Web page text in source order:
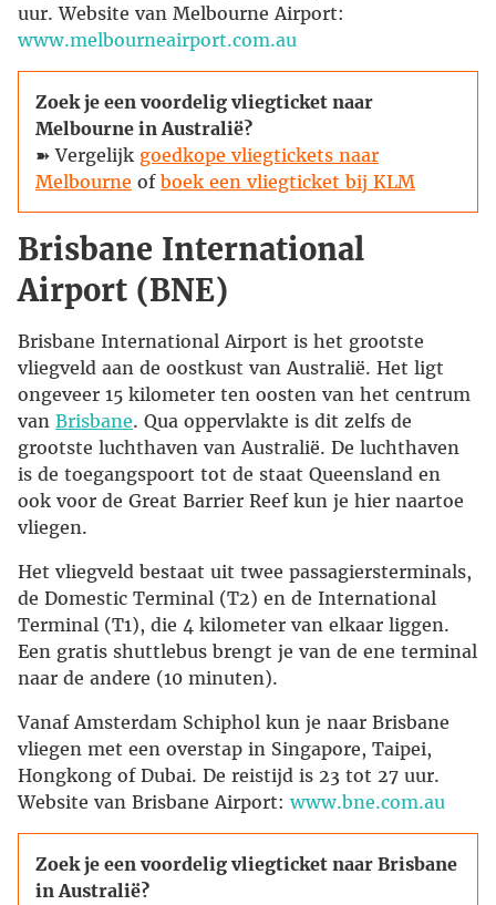
uur. Website van Melbourne Airport:
www.melbourneairport.com.au
Zoek je een voordelig vliegticket naar
Melbourne in Australië?
➽ Vergelijk goedkope vliegtickets naar
Melbourne of boek een vliegticket bij KLM
Brisbane International
Airport (BNE)
Brisbane International Airport is het grootste
vliegveld aan de oostkust van Australië. Het ligt
ongeveer 15 kilometer ten oosten van het centrum
van Brisbane. Qua oppervlakte is dit zelfs de
grootste luchthaven van Australië. De luchthaven
is de toegangspoort tot de staat Queensland en
ook voor de Great Barrier Reef kun je hier naartoe
vliegen.
Het vliegveld bestaat uit twee passagiersterminals,
de Domestic Terminal (T2) en de International
Terminal (T1), die 4 kilometer van elkaar liggen.
Een gratis shuttlebus brengt je van de ene terminal
naar de andere (10 minuten).
Vanaf Amsterdam Schiphol kun je naar Brisbane
vliegen met een overstap in Singapore, Taipei,
Hongkong of Dubai. De reistijd is 23 tot 27 uur.
Website van Brisbane Airport: www.bne.com.au
Zoek je een voordelig vliegticket naar Brisbane
in Australië?